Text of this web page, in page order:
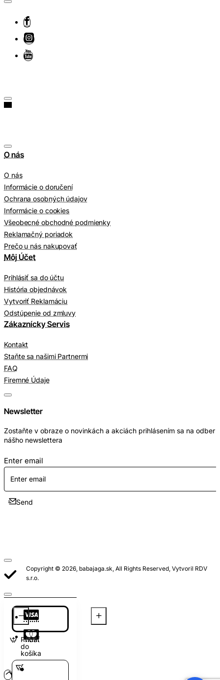
Pridať
do
košíka
O nás
O nás
Informácie o doručení
Ochrana osobných údajov
Informácie o cookies
Všeobecné obchodné podmienky
Reklamačný poriadok
Prečo u nás nakupovať
Môj Účet
Prihlásiť sa do účtu
História objednávok
Vytvoriť Reklamáciu
Odstúpenie od zmluvy
Zákaznícky Servis
Kontakt
Staňte sa našimi Partnermi
FAQ
Firemné Údaje
Newsletter
Zostaňte v obraze o novinkách a akciách prihlásením sa na odber
nášho newslettera
Enter email
Send
Copyright © 2026, babajaga.sk, All Rights Reserved, Vytvoril RDV
s.r.o.